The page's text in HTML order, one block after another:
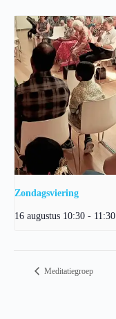
Zondagsviering
16 augustus 10:30 - 11:30
Meditatiegroep